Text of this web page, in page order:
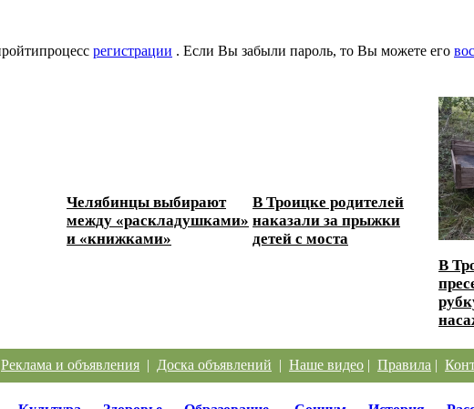
регистрации . Если Вы забыли пароль, то Вы можете его
Челябинцы выбирают
между «раскладушками»
и «книжками»
В Троицке родителей
наказали за прыжки
детей с моста
В
Реклама и объявления | Доска объявлений | Наше видео | Правила |